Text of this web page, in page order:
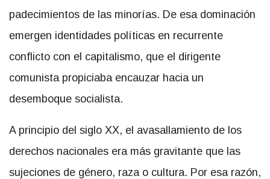
padecimientos de las minorías. De esa dominación
emergen identidades políticas en recurrente
conflicto con el capitalismo, que el dirigente
comunista propiciaba encauzar hacia un
desemboque socialista.
A principio del siglo XX, el avasallamiento de los
derechos nacionales era más gravitante que las
sujeciones de género, raza o cultura. Por esa razón,